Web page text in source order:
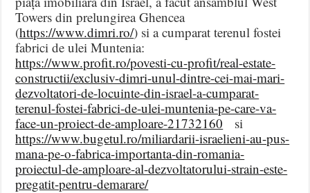
Towers din prelungirea Ghencea
(https://www.dimri.ro/) si a cumparat terenul fostei
fabrici de ulei Muntenia:
https://www.profit.ro/povesti-cu-profit/real-estate-
constructii/exclusiv-dimri-unul-dintre-cei-mai-mari-
dezvoltatori-de-locuinte-din-israel-a-cumparat-
terenul-fostei-fabrici-de-ulei-muntenia-pe-care-va-
face-un-proiect-de-amploare-21732160 si
https://www.bugetul.ro/miliardarii-israelieni-au-pus-
mana-pe-o-fabrica-importanta-din-romania-
proiectul-de-amploare-al-dezvoltatorului-strain-este-
pregatit-pentru-demarare/